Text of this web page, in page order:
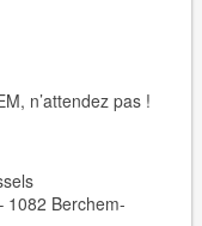
n’attendez pas !
1082 Berchem-